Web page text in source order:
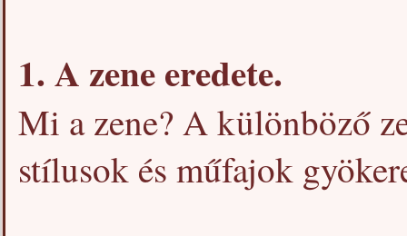
1. A zene eredete.
Mi a zene? A különböző
stílusok és műfajok